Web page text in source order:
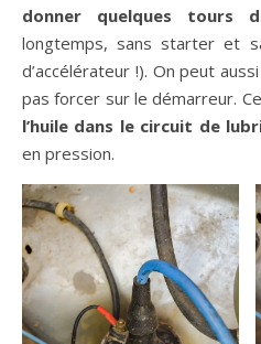
donner quelques tours
longtemps, sans starter et
d’accélérateur !). On peut
pas forcer sur le démarreur.
l’huile dans le circuit de
en pression.